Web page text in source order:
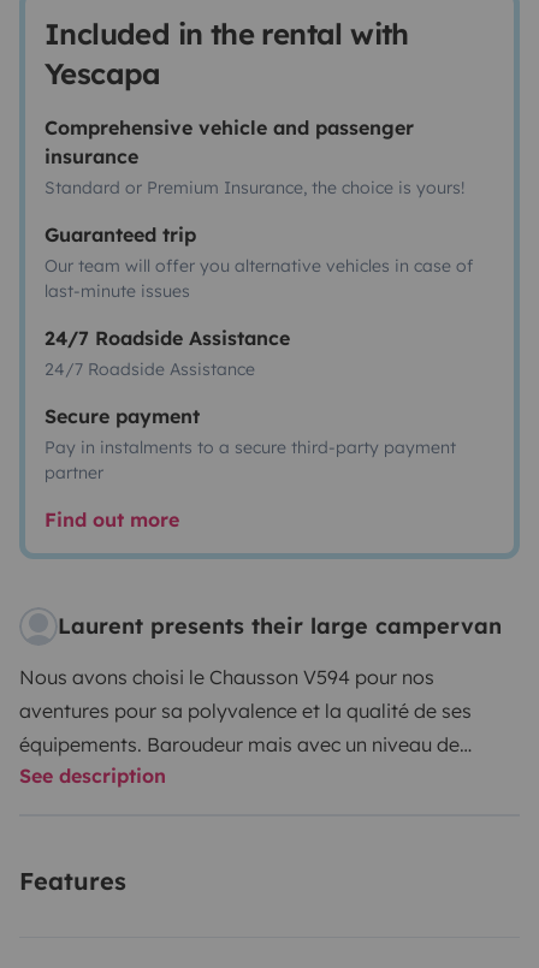
Included in the rental with
Yescapa
Comprehensive vehicle and passenger
insurance
Standard or Premium Insurance, the choice is yours!
Guaranteed trip
Our team will offer you alternative vehicles in case of
last-minute issues
24/7 Roadside Assistance
24/7 Roadside Assistance
Secure payment
Pay in instalments to a secure third-party payment
partner
Find out more
Laurent presents their large campervan
Nous avons choisi le Chausson V594 pour nos
aventures pour sa polyvalence et la qualité de ses
équipements. Baroudeur mais avec un niveau de
confort exceptionnel ! Le chauffage, la douche chaude
fonctionnelle qui nous permet de profiter de la vue en
See description
Features